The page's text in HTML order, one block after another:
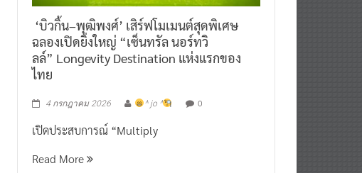
‘บิวกิ้น–พุฒิพงศ์’ เสิร์ฟโมเมนต์สุดพิเศษ
ฉลองเปิดยิ่งใหญ่ “เซ็นทรัล นอร์ทวิ
ลล์” Longevity Destination แห่งแรกของ
ไทย
เปิดประสบการณ์ “Multiply